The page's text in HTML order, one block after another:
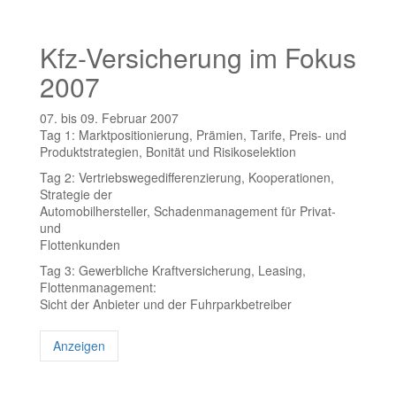
Kfz-Versicherung im Fokus
2007
07. bis 09. Februar 2007
Tag 1: Marktpositionierung, Prämien, Tarife, Preis- und
Produktstrategien, Bonität und Risikoselektion
Tag 2: Vertriebswegedifferenzierung, Kooperationen,
Strategie der
Automobilhersteller, Schadenmanagement für Privat-
und
Flottenkunden
Tag 3: Gewerbliche Kraftversicherung, Leasing,
Flottenmanagement:
Sicht der Anbieter und der Fuhrparkbetreiber
Anzeigen